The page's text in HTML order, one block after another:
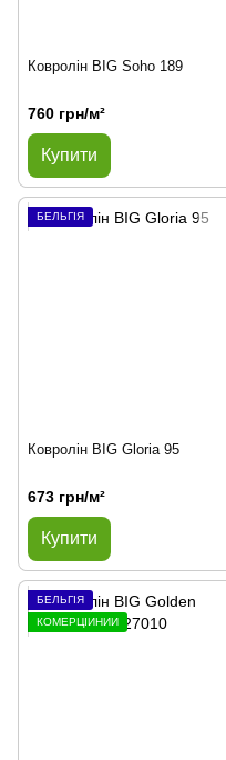
Ковролін BIG Soho 189
760 грн/м²
Купити
БЕЛЬГІЯ
Ковролін BIG Gloria 95
673 грн/м²
Купити
БЕЛЬГІЯ
КОМЕРЦІЙНИЙ